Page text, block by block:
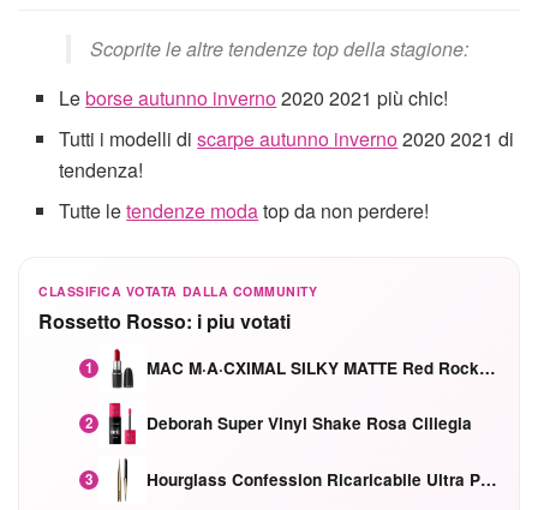
Scoprite le altre tendenze top della stagione:
Leborse autunno inverno2020 2021 più chic!
Tutti i modelli discarpe autunno inverno2020 2021 di
tendenza!
Tutte letendenze modatop da non perdere!
CLASSIFICA VOTATA DALLA COMMUNITY
Rossetto Rosso: i piu votati
1 MAC M·A·CXIMAL SILKY MATTE Red Rock mat
2 Deborah Super Vinyl Shake Rosa Ciliegia
3 Hourglass Confession Ricaricabile Ultra Preciso Ad Alta Intensità Secretly Classic Red